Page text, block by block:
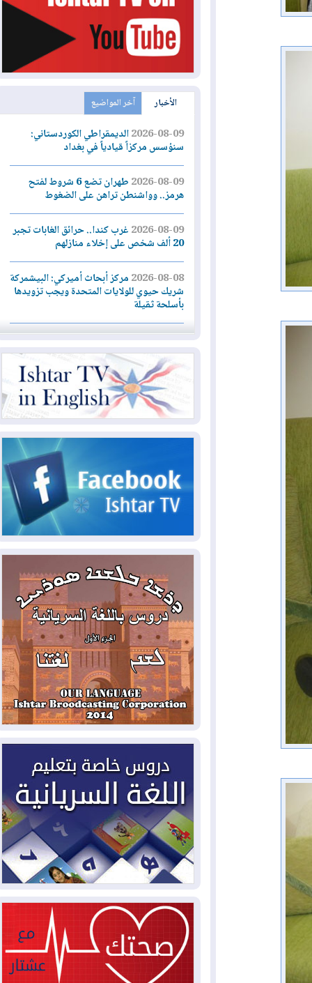
الأخبار آخر المواضيع
2026-08-09الديمقراطي الكوردستاني:
سنؤسس مركزاً قيادياً في بغداد
2026-08-09
طهران تضع 6 شروط لفتح
هرمز.. وواشنطن تراهن على الضغوط
2026-08-09غرب كندا.. حرائق الغابات تجبر
2026-08-08مركز أبحاث أميركي: البيشمركة
شريك حيوي للولايات المتحدة ويجب تزويدها
بأسلحة ثقيلة
2026-08-08الداخلية: رصد شائعات مفبركة
بالذكاء الاصطناعي ومقاطع قديمة يعاد نشرها
2026-08-08دعم أمني أمريكي بمليار دولار
لإدارة رئيس كولومبيا الجديد
2026-08-07حكومة إقليم كوردستان ترفض
قرار "دانة غاز" و"نفط الهلال" بتزويد بغداد
2026-08-07القوات المسلحة العراقية: خطة
أمنية لإجهاض هجمة محتملة على السعودية
قد يختبر تماسك الناتو بهجوم محدود
2026-08-06نيجيرفان بارزاني حول اجتماع
"إدارة الدولة": أكدنا دعم تنفيذ البرنامج
الحكومي وأهمية حصر السلاح
2026-08-06ائتلاف ادارة الدولة: من
يقومون بسلوك يهدد امن البلاد خارجون عن
القانون يجب محاربتهم
2026-08-06بعد هجومين قرب باب المندب..
تحذيرات من تصعيد يهدد الملاحة في البحر
الأحمر
2026-08-06مئات القاصرين بلا مأوى.. أزمة
سبتة تتصاعد وتضغط على مدريد
2026-08-05
لمدة عام.. بدء توريد 100
مليون قدم مكعب يومياً من غاز كورمور في
إقليم كوردستان إلى وزارة الكهرباء العراقية
2026-08-05
15كارثة بيئية ومناخية ترسم
ملامح أخطر التحديات التي تواجه العراق
اليوم
2026-08-05
حرائق فرنسا.. توقيف 402
شخص بينهم 156 قاصرا منذ بداية موسم